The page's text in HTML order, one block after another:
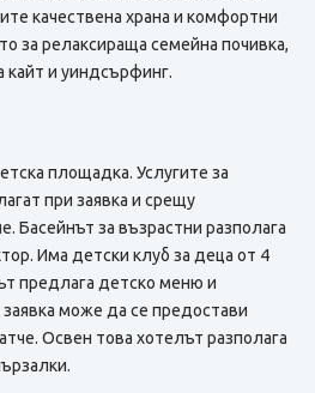
качествена храна и комфортни
за релаксираща семейна почивка,
кайт и уиндсърфинг.
площадка. Услугите за
при заявка и срещу
Басейнът за възрастни разполага
Има детски клуб за деца от 4
предлага детско меню и
може да се предостави
Освен това хотелът разполага